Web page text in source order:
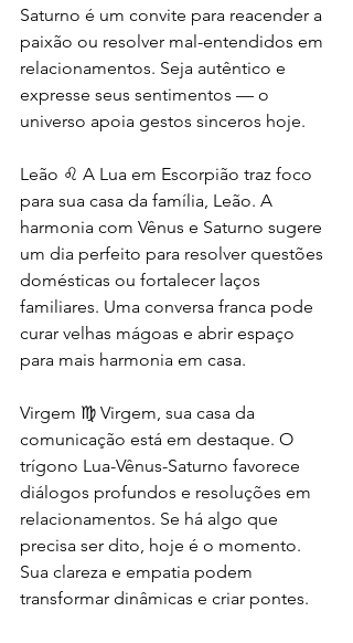
Saturno é um convite para reacender a
paixão ou resolver mal-entendidos em
relacionamentos. Seja autêntico e
expresse seus sentimentos — o
universo apoia gestos sinceros hoje.
Leão ♌️ A Lua em Escorpião traz foco
para sua casa da família, Leão. A
harmonia com Vênus e Saturno sugere
um dia perfeito para resolver questões
domésticas ou fortalecer laços
familiares. Uma conversa franca pode
curar velhas mágoas e abrir espaço
para mais harmonia em casa.
Virgem ♍️ Virgem, sua casa da
comunicação está em destaque. O
trígono Lua-Vênus-Saturno favorece
diálogos profundos e resoluções em
relacionamentos. Se há algo que
precisa ser dito, hoje é o momento.
Sua clareza e empatia podem
transformar dinâmicas e criar pontes.